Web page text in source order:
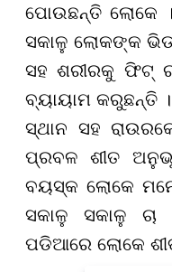
ପୋଉଛନ୍ତି ଲୋକେ
ସକାଳୁ ଲୋକଙ୍କ
ସହ ଶରୀରକୁ ଫିଟ୍
ବ୍ୟାୟାମ କରୁଛନ୍ତି
ସ୍ଥାନ ସହ
ପ୍ରବଳ ଶୀତ
ବୟସ୍କ ଲୋକେ
ସକାଳୁ ସକାଳୁ
ପଡିଆରେ ଲୋକେ